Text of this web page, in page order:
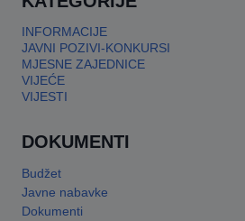
INFORMACIJE
JAVNI POZIVI-KONKURSI
MJESNE ZAJEDNICE
VIJEĆE
VIJESTI
DOKUMENTI
Budžet
Javne nabavke
Dokumenti